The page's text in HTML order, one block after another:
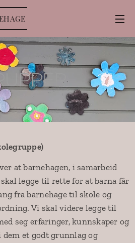
at barnehagen, i samarbeid
legge til rette for at barna får
fra barnehage til skole og
Vi skal videre legge til
seg erfaringer, kunnskaper og
et godt grunnlag og